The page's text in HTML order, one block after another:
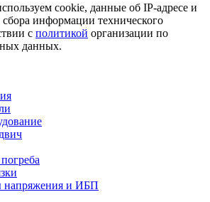
cookie, данные об IP-адресе и
информации технического
с политикой организации по
данных.
напряжения и ИБП